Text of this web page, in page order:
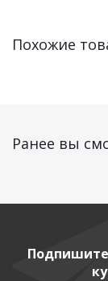
Похожие
Ранее вы